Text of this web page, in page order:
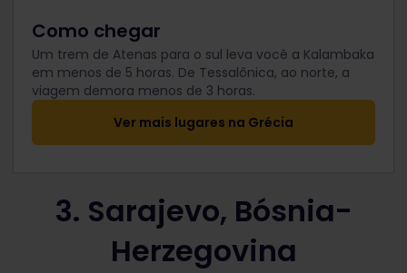
Como chegar
Um trem de Atenas para o sul leva você a Kalambaka
em menos de 5 horas. De Tessalônica, ao norte, a
viagem demora menos de 3 horas.
Ver mais lugares na Grécia
3. Sarajevo, Bósnia-
Herzegovina